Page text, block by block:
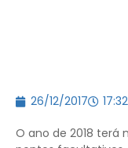
26/12/2017 17:32
O ano de 2018 terá